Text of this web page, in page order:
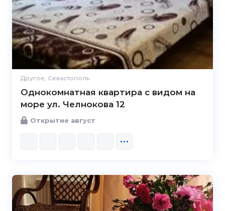
Другое, Севастополь
Однокомнатная квартира с видом на
море ул. Челнокова 12
Открытие август